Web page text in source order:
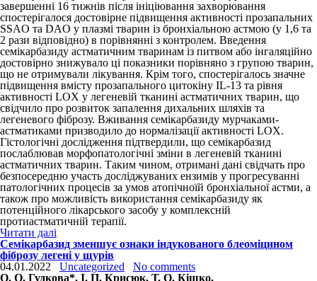
завершенні 16 тижнів після ініціювання захворювання
спостерігалося достовірне підвищення активності прозапальних
SSAO та DAO у плазмі тварин із бронхіальною астмою (у 1,6 та
2 рази відповідно) в порівнянні з контролем. Введення
семікарбазиду астматичним тваринам із питвом або інгаляційно
достовірно знижувало ці показники порівняно з групою тварин,
що не отримували лікування. Крім того, спостерігалось значне
підвищення вмісту прозапального цитокіну IL-13 та рівня
активності LOX у легеневій тканині астматичних тварин, що
свідчило про розвиток запалення дихальних шляхів та
легеневого фіброзу. Вживання семікарбазиду мурчаками-
астматиками призводило до нормалізації активності LOX.
Гістологічні дослідження підтвердили, що семікарбазид
послаблював морфопатологічні зміни в легеневій тканині
астматичних тварин. Таким чином, отримані дані свідчать про
безпосередню участь досліджуваних ензимів у прогресуванні
патологічних процесів за умов атопічноїй бронхіальної астми, а
також про можливість використання семікарбазиду як
потенційного лікарського засобу у комплексній
протиастматичній терапії.
Читати далі
Семікарбазид зменшує ознаки індукованого блеоміцином
фіброзу легені у щурів
04.01.2022
Uncategorized
No comments
О. О. Гудкова*, І. П. Крисюк, Т. О. Кішко,